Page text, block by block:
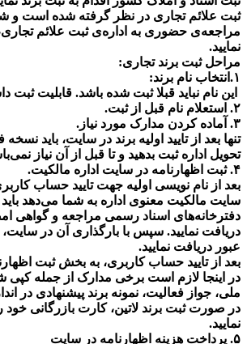
ثبت علائم تجاری در نظر گرفته شده است و
مراجعه‌ی حضوری به اداره‌ی ثبت علائم
نمایید.
مراحل ثبت برند تجاری:
۱.انتخاب نام برند:
این نام نباید قبلا ثبت شده باشد. قابلیت ثبت
۲. استعلام نام قبل از ثبت.
۳. آماده کردن مدارک مورد نیاز.
تنها بعد از تایید اولیه برند در سایت، باید
تحویل اداره ثبت بدهید و تا قبل از آن نیاز
۴. ثبت اظهارنامه در سایت اداره مالکیت.
بعد از نام نویسی اولیه جهت تایید حساب
سایت مالکیت معنوی اداره به شما می‌دهد باید
دفترخانه‌های اسناد رسمی مراجعه و گواهی
دریافت نمایید. سپس با بارگذاری آن در سایت،
عبور دریافت نمایید.
بعد از تایید حساب کاربری، به بخش ثبت
در اینجا لازم است برخی مدارک از جمله کپی
در صورت ثبت برند لاتین، کارت بازرگانی خود
نمایید.
۵. پرداخت هزینه اظهارنامه در سایت